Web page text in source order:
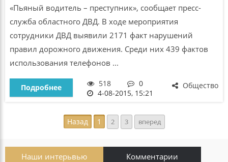
«Пьяный водитель – преступник», сообщает пресс-
служба областного ДВД. В ходе мероприятия
сотрудники ДВД выявили 2171 факт нарушений
правил дорожного движения. Среди них 439 фактов
использования телефонов ...
Общество
Подробнее 518
0
4-08-2015, 15:21
Назад 1 2 3 вперед
Наши интерьвью Комментарии